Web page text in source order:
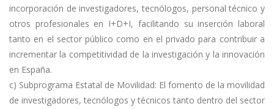
incorporación de investigadores, tecnólogos, personal técnico y
otros profesionales en I+D+I, facilitando su inserción laboral
tanto en el sector público como en el privado para contribuir a
incrementar la competitividad de la investigación y la innovación
en España.
c) Subprograma Estatal de Movilidad: El fomento de la movilidad
de investigadores, tecnólogos y técnicos tanto dentro del sector